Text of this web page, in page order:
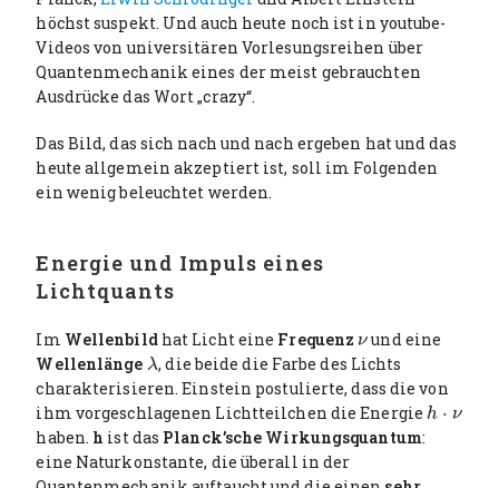
höchst suspekt. Und auch heute noch ist in youtube-
Videos von universitären Vorlesungsreihen über
Quantenmechanik eines der meist gebrauchten
Ausdrücke das Wort „crazy“.
Das Bild, das sich nach und nach ergeben hat und das
heute allgemein akzeptiert ist, soll im Folgenden
ein wenig beleuchtet werden.
Energie und Impuls eines
Lichtquants
Im Wellenbild hat Licht eine Frequenzν
νund eine
Wellenlänge λ
λ, die beide die Farbe des Lichts
charakterisieren. Einstein postulierte, dass die von
ihm vorgeschlagenen Lichtteilchen die Energieh ⋅ ν
h ν
haben. h ist das Planck’sche Wirkungsquantum:
eine Naturkonstante, die überall in der